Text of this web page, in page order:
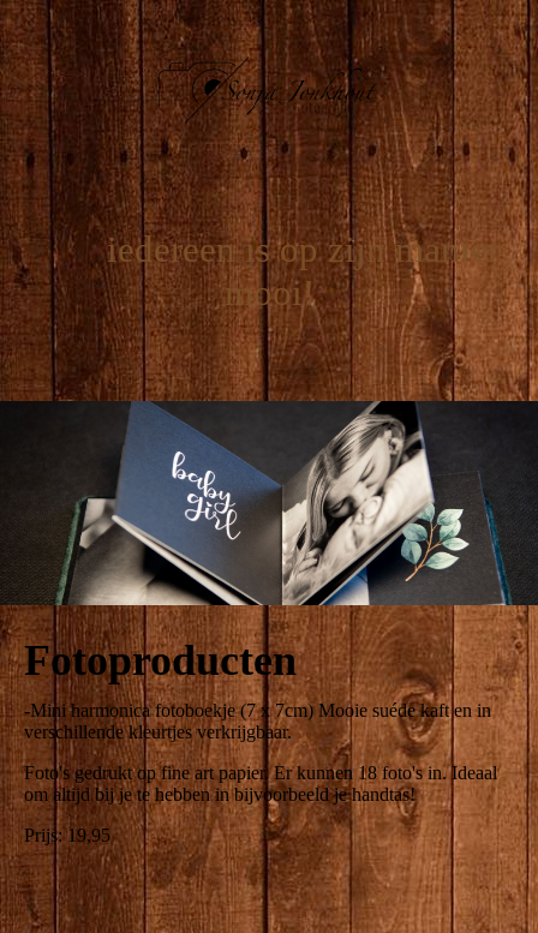
iedereen is op zijn manier
mooi!
Fotoproducten
-Mini harmonica fotoboekje (7 x 7cm) Mooie suéde kaft en in
verschillende kleurtjes verkrijgbaar.
Foto's gedrukt op fine art papier. Er kunnen 18 foto's in. Ideaal
om altijd bij je te hebben in bijvoorbeeld je handtas!
Prijs: 19,95